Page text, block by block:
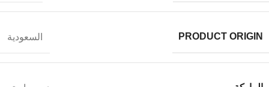
PRODUCT ORIGIN السعودية